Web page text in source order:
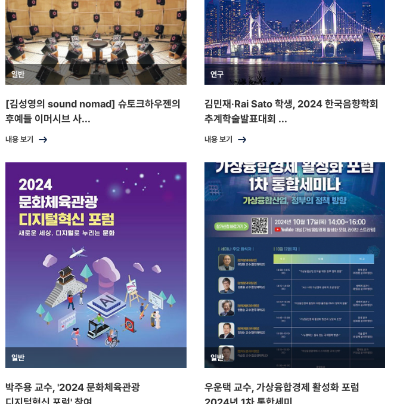
일반
[김성영의 sound nomad] 슈토크하우젠의
후예들 이머시브 사...
내용 보기
연구
김민재·Rai Sato 학생, 2024 한국음향학회
추계학술발표대회 ...
내용 보기
일반
박주용 교수, '2024 문화체육관광
일반
우운택 교수, 가상융합경제 활성화 포럼